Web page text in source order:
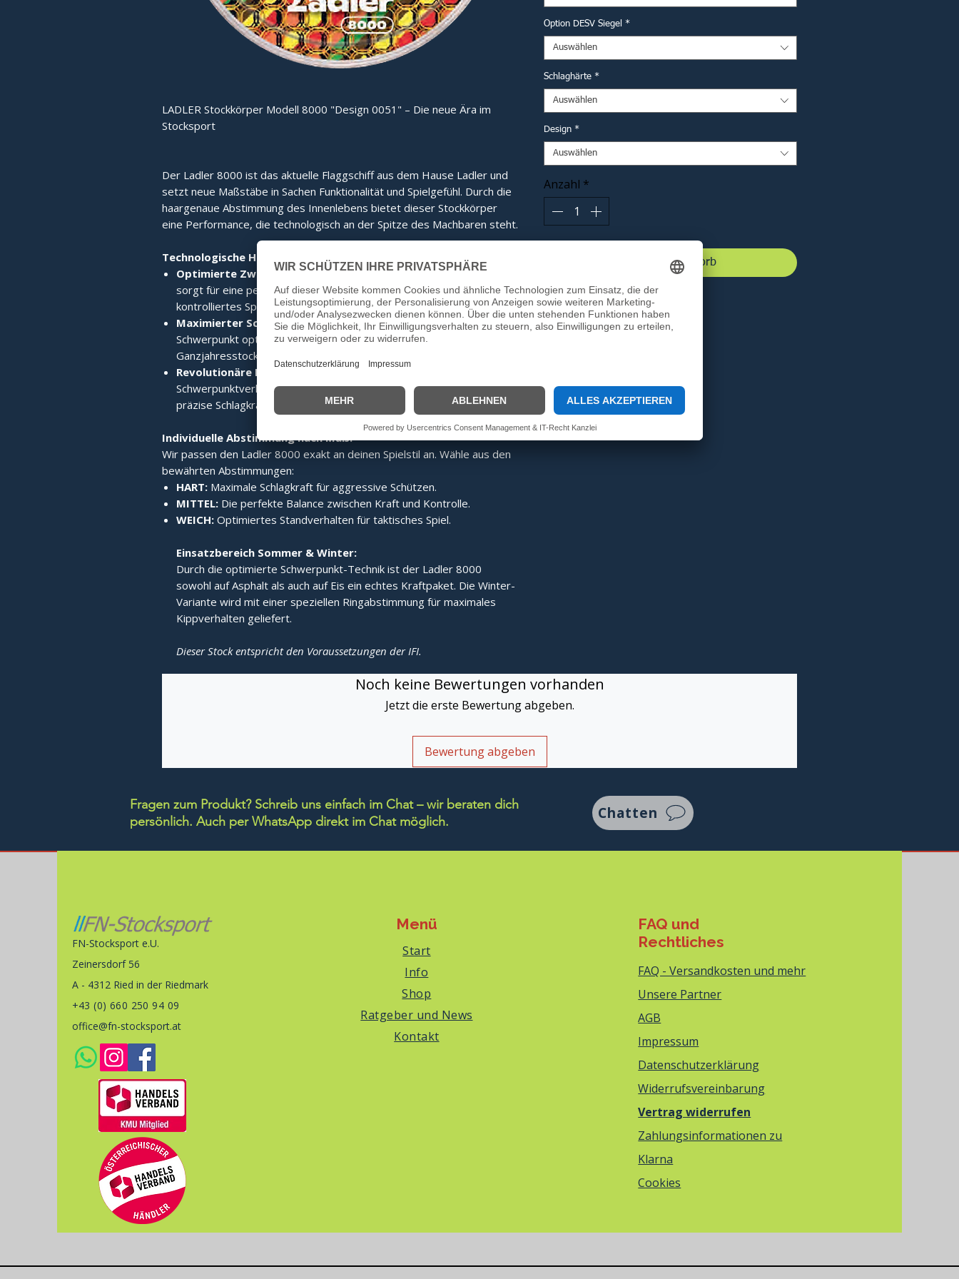
LADLER Stockkörper Modell 8000 "Design 0051" – Die neue Ära im
Stocksport
Der Ladler 8000 ist das aktuelle Flaggschiff aus dem Hause Ladler und
setzt neue Maßstäbe in Sachen Funktionalität und Spielgefühl. Durch die
haargenaue Abstimmung des Innenlebens bietet dieser Stockkörper
eine Performance, die technologisch an der Spitze des Machbaren steht.
Technologische Highlights:
Optimierte Zwischenplatte:Das eigens entwickelte Innenleben
sorgt für eine perfekte Kraftübertragung und ein gänzlich neues,
kontrolliertes Spielgefühl.
Maximierter Schwerpunkt:Dank des speziellen Aufbaus wird der
Schwerpunkt optimiert verlagert, was den Ladler 8000 zum idealen
Ganzjahresstock macht.
Revolutionäre Laufruhe:
Die Technik der Gesamt-
Schwerpunktverlagerung sorgt für ein stabiles Laufverhalten und
präzise Schlagkraft.
Individuelle Abstimmung nach Maß:
Wir passen den Ladler 8000 exakt an deinen Spielstil an. Wähle aus den
bewährten Abstimmungen:
HART: Maximale Schlagkraft für aggressive Schützen.
MITTEL: Die perfekte Balance zwischen Kraft und Kontrolle.
WEICH: Optimiertes Standverhalten für taktisches Spiel.
Einsatzbereich Sommer & Winter:
Durch die optimierte Schwerpunkt-Technik ist der Ladler 8000
sowohl auf Asphalt als auch auf Eis ein echtes Kraftpaket. Die Winter-
Variante wird mit einer speziellen Ringabstimmung für maximales
Kippverhalten geliefert.
Dieser Stock entspricht den Voraussetzungen der IFI.
Option DESV Siegel *
Auswählen
Schlaghärte *
Auswählen
Design *
Auswählen
Anzahl *
In den Warenkorb
Noch keine Bewertungen vorhanden
Jetzt die erste Bewertung abgeben.
Bewertung abgeben
Fragen zum Produkt? Schreib uns einfach im Chat – wir beraten dich
persönlich. Auch per WhatsApp direkt im Chat möglich. Chatten
FN-Stocksport e.U.
Zeinersdorf 56
A - 4312 Ried in der Riedmark
+43 (0) 660 250 94 09
office@fn-stocksport.at
Menü
Start
Info
Shop
Ratgeber und News
Kontakt
FAQ und
Rechtliches
FAQ - Versandkosten und mehr
Unsere Partner
AGB
Impressum
Datenschutzerklärung
Widerrufsvereinbarung
Vertrag widerrufen
Zahlungsinformationen zu
Klarna
Cookies